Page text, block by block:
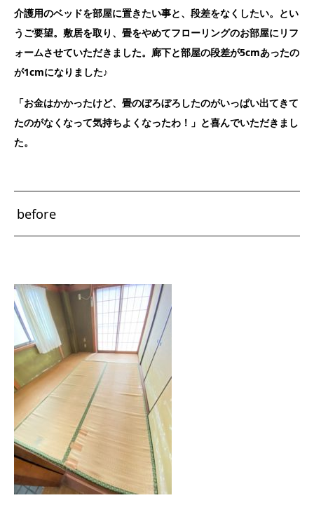
介護用のベッドを部屋に置きたい事と、段差をなくしたい。とい
うご要望。敷居を取り、畳をやめてフローリングのお部屋にリフ
ォームさせていただきました。廊下と部屋の段差が5cmあったの
が1cmになりました♪
「お金はかかったけど、畳のぼろぼろしたのがいっぱい出てきて
たのがなくなって気持ちよくなったわ！」と喜んでいただきまし
た。
before